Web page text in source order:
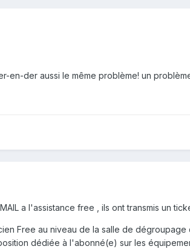
en-der aussi le même problème! un
a l'assistance free , ils ont transmis un
Free au niveau de la salle de
dédiée à l'abonné(e) sur les